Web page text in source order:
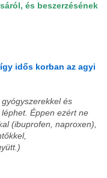
és beszerzésének
idős korban az agyi
és
Éppen ezért ne
(ibuprofen, naproxen),